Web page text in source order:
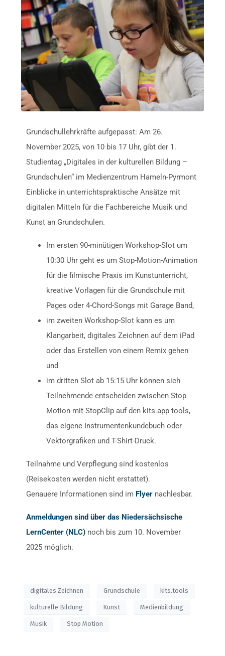
Grundschullehrkräfte aufgepasst: Am 26.
November 2025, von 10 bis 17 Uhr, gibt der 1.
Studientag „Digitales in der kulturellen Bildung –
Grundschulen“ im Medienzentrum Hameln-Pyrmont
Einblicke in unterrichtspraktische Ansätze mit
digitalen Mitteln für die Fachbereiche Musik und
Kunst an Grundschulen.
Im ersten 90-minütigen Workshop-Slot um
10:30 Uhr geht es um Stop-Motion-Animation
für die filmische Praxis im Kunstunterricht,
kreative Vorlagen für die Grundschule mit
Pages oder 4-Chord-Songs mit Garage Band,
im zweiten Workshop-Slot kann es um
Klangarbeit, digitales Zeichnen auf dem iPad
oder das Erstellen von einem Remix gehen
und
im dritten Slot ab 15:15 Uhr können sich
Teilnehmende entscheiden zwischen Stop
Motion mit StopClip auf den kits.app tools,
das eigene Instrumentenkundebuch oder
Vektorgrafiken und T-Shirt-Druck.
Teilnahme und Verpflegung sind kostenlos
(Reisekosten werden nicht erstattet).
Genauere Informationen sind im Flyer nachlesbar.
Anmeldungen sind über das Niedersächsische
LernCenter (NLC) noch bis zum 10. November
2025 möglich.
digitales Zeichnen Grundschule kits.tools
kulturelle Bildung Kunst Medienbildung
Musik Stop Motion